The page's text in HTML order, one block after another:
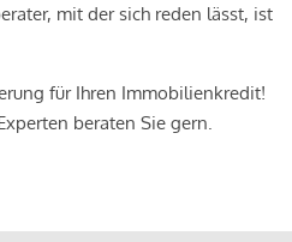
mit der sich reden lässt, ist
für Ihren Immobilienkredit!
beraten Sie gern.